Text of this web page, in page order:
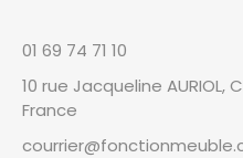
01 69 74 71 10
10 rue Jacqueline AURIOL,
France